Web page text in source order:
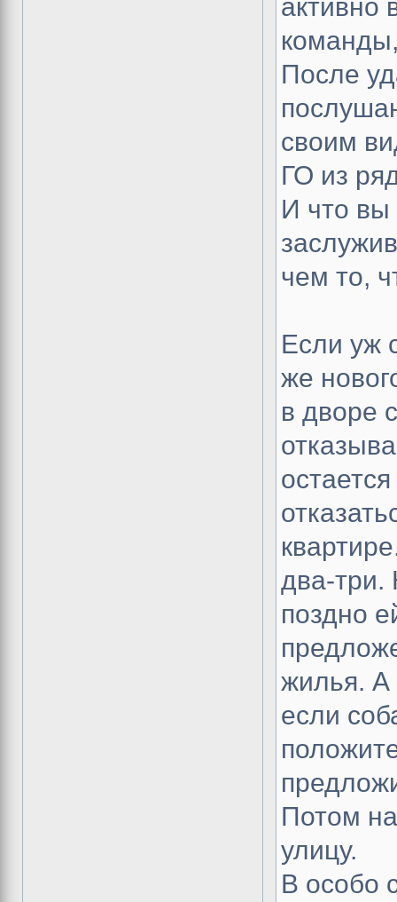
активно
После
своим
ГО из
И что вы
чем то,
Если уж
же
в дворе
два-три.
поздно
жилья. А
если
Потом
улицу.
В особо